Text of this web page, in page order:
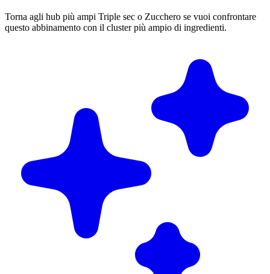
Torna agli hub più ampi Triple sec o Zucchero se vuoi confrontare
questo abbinamento con il cluster più ampio di ingredienti.